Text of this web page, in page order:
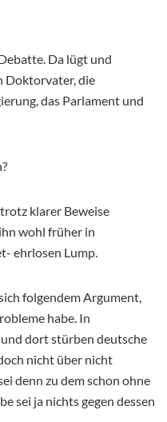
Da lügt und
Doktorvater, die
das Parlament und
klarer Beweise
wohl früher in
ehrlosen Lump.
folgendem Argument,
habe. In
dort stürben deutsche
nicht über nicht
denn zu dem schon ohne
sei ja nichts gegen dessen